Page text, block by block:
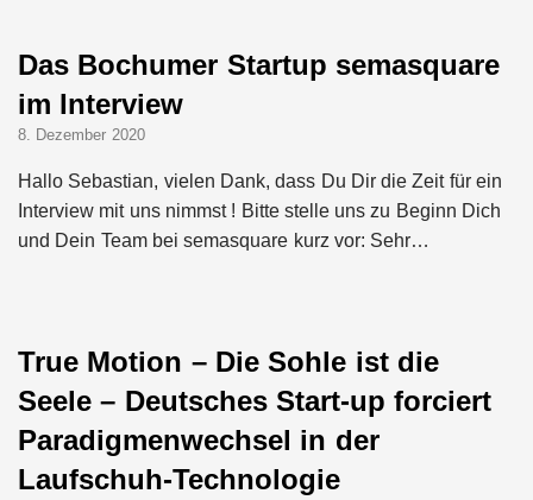
Das Bochumer Startup semasquare
im Interview
8. Dezember 2020
Hallo Sebastian, vielen Dank, dass Du Dir die Zeit für ein
Interview mit uns nimmst ! Bitte stelle uns zu Beginn Dich
und Dein Team bei semasquare kurz vor: Sehr…
True Motion – Die Sohle ist die
Seele – Deutsches Start-up forciert
Paradigmenwechsel in der
Laufschuh-Technologie